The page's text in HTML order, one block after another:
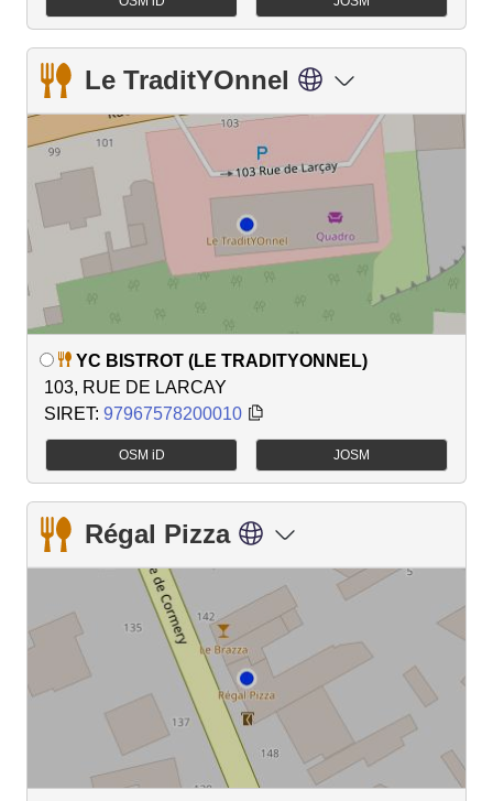
Le TraditYOnnel
YC BISTROT (LE TRADITYONNEL)
103, RUE DE LARCAY
SIRET: 97967578200010
OSM iD JOSM
Régal Pizza